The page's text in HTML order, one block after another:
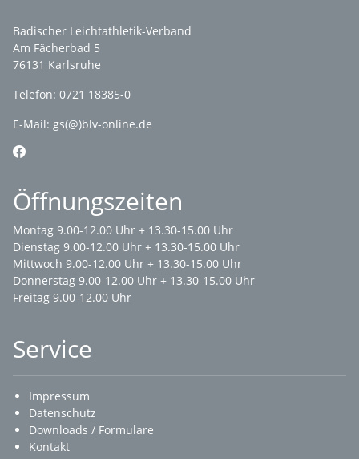
Badischer Leichtathletik-Verband
Am Fächerbad 5
76131 Karlsruhe
Telefon: 0721 18385-0
E-Mail: gs(@)blv-online.de
Öffnungszeiten
Montag 9.00-12.00 Uhr + 13.30-15.00 Uhr
Dienstag 9.00-12.00 Uhr + 13.30-15.00 Uhr
Mittwoch 9.00-12.00 Uhr + 13.30-15.00 Uhr
Donnerstag 9.00-12.00 Uhr + 13.30-15.00 Uhr
Freitag 9.00-12.00 Uhr
Service
Impressum
Datenschutz
Downloads / Formulare
Kontakt